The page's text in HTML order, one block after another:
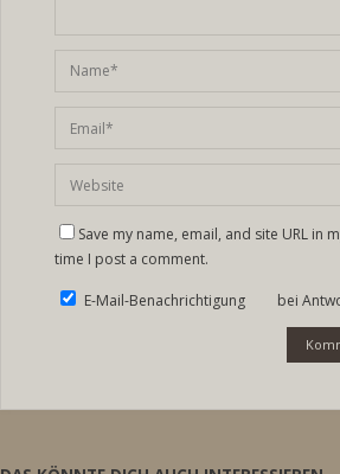
Save my name, email, and site URL in
time I post a comment.
E-Mail-Benachrichtigung bei